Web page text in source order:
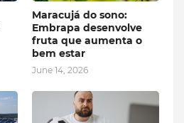
Maracujá do sono:
Embrapa desenvolve
fruta que aumenta o
bem estar
June 14, 2026